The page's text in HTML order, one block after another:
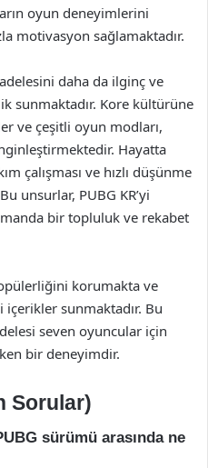
oyun deneyimlerini
motivasyon sağlamaktadır.
daha da ilginç ve
sunmaktadır. Kore kültürüne
ve çeşitli oyun modları,
Hayatta
çalışması ve hızlı düşünme
unsurlar, PUBG KR’yi
bir topluluk ve rekabet
korumakta ve
sunmaktadır. Bu
seven oyuncular için
bir deneyimdir.
Sorular)
sürümü arasında ne